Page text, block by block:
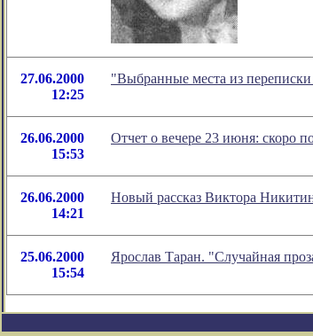
27.06.2000
12:25
"Выбранные места из
26.06.2000
15:53
Отчет о вечере 23 июня: скоро
26.06.2000
14:21
Новый рассказ Виктора
25.06.2000
15:54
Ярослав Таран. "Случайная